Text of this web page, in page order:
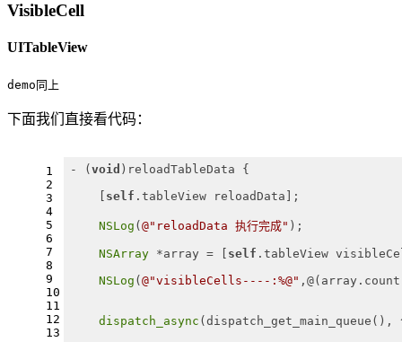
VisibleCell
UITableView
demo同上
下面我们直接看代码：
1
2
3
4
5
6
7
8
9
10
11
12
13
- ( void )reloadTableData {
self .tableView reloadData];
NSLog ( @"reloadData 执行完成" );
NSArray *array = [ self .tableView
NSLog ( @"visibleCells----:%@"
dispatch_async (dispatch_get_main_queue(),